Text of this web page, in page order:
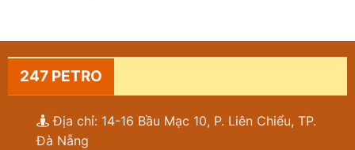
247 PETRO
Địa chỉ: 14-16 Bầu Mạc 10, P. Liên Chiểu, TP.
Đà Nẵng